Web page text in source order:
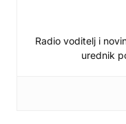
Radio voditelj i
urednik